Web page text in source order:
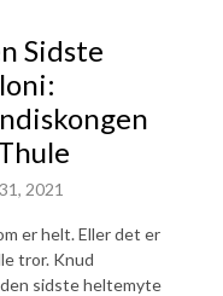
Sidste
2021
er helt. Eller det er
tror. Knud
sidste heltemyte